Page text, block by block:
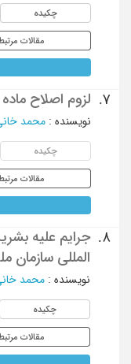
چکیده
مقالات
7. لزوم اصلاح ماده ی 3 قانون به
نویسنده : محمد
چکیده
مقالات
8.
جرایم علیه
المللی سازمان
نویسنده : محمد
چکیده
مقالات